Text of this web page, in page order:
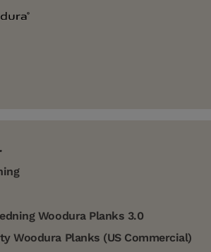
Woodura Planks 3.0
Woodura Planks (US Commercial)